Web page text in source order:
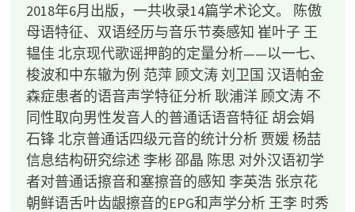
2018年6月出版，一共收录14篇学术论文。 陈傲
母语特征、双语经历与音乐节奏感知 崔叶子 王
韫佳 北京现代歌谣押韵的定量分析——以一七、
梭波和中东辙为例 范萍 顾文涛 刘卫国 汉语帕金
森症患者的语音声学特征分析 耿浦洋 顾文涛 不
同性取向男性发音人的普通话语音特征 胡会娟
石锋 北京普通话四级元音的统计分析 贾媛 杨喆
信息结构研究综述 李彬 邵晶 陈思 对外汉语初学
者对普通话擦音和塞擦音的感知 李英浩 张京花
朝鲜语舌叶齿龈擦音的EPG和声学分析 王李 时秀